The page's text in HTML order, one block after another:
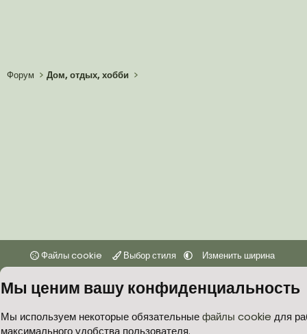
Форум Дом, отдых, хобби
Файлы cookie Выбор стиля Изменить ширина
Мы ценим вашу конфиденциальность
Мы используем некоторые обязательныефайлы cookie для
максимального удобства пользователя.